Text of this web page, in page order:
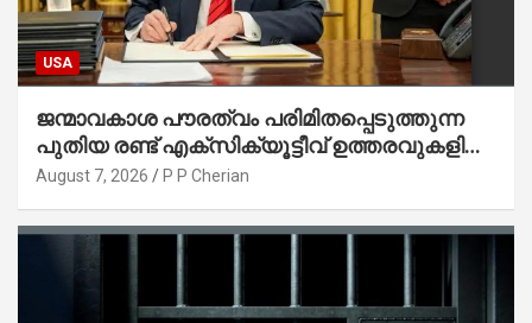
USA
ജന്മാവകാശ പൗരത്വം പരിമിതപ്പെടുത്തുന്ന
പുതിയ രണ്ട് എക്സിക്യൂട്ടീവ് ഉത്തരവുകളിൽ
ട്രംപ് ഒപ്പുവെച്ചു
August 7, 2026 P P Cherian